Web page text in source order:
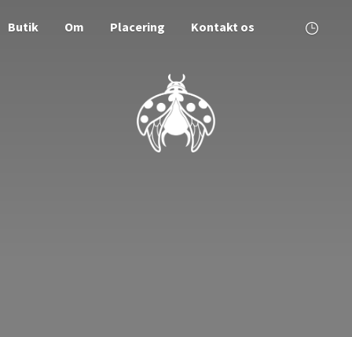
Butik Om Placering Kontakt os